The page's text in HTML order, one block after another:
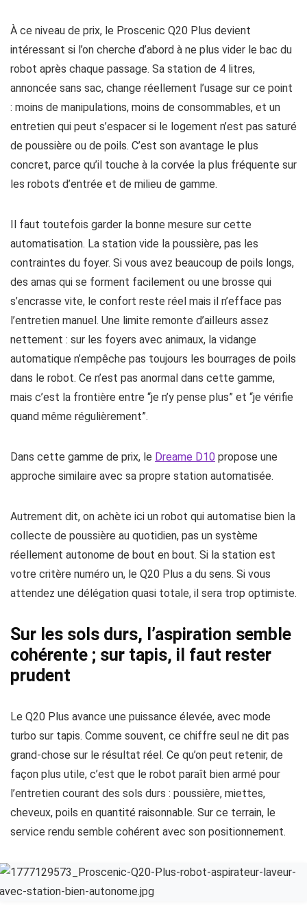
À ce niveau de prix, le Proscenic Q20 Plus devient
intéressant si l’on cherche d’abord à ne plus vider le bac du
robot après chaque passage. Sa station de 4 litres,
annoncée sans sac, change réellement l’usage sur ce point
: moins de manipulations, moins de consommables, et un
entretien qui peut s’espacer si le logement n’est pas saturé
de poussière ou de poils. C’est son avantage le plus
concret, parce qu’il touche à la corvée la plus fréquente sur
les robots d’entrée et de milieu de gamme.
Il faut toutefois garder la bonne mesure sur cette
automatisation. La station vide la poussière, pas les
contraintes du foyer. Si vous avez beaucoup de poils longs,
des amas qui se forment facilement ou une brosse qui
s’encrasse vite, le confort reste réel mais il n’efface pas
l’entretien manuel. Une limite remonte d’ailleurs assez
nettement : sur les foyers avec animaux, la vidange
automatique n’empêche pas toujours les bourrages de poils
dans le robot. Ce n’est pas anormal dans cette gamme,
mais c’est la frontière entre “je n’y pense plus” et “je vérifie
quand même régulièrement”.
Dans cette gamme de prix, le Dreame D10 propose une
approche similaire avec sa propre station automatisée.
Autrement dit, on achète ici un robot qui automatise bien la
collecte de poussière au quotidien, pas un système
réellement autonome de bout en bout. Si la station est
votre critère numéro un, le Q20 Plus a du sens. Si vous
attendez une délégation quasi totale, il sera trop optimiste.
Sur les sols durs, l’aspiration semble
cohérente ; sur tapis, il faut rester
prudent
Le Q20 Plus avance une puissance élevée, avec mode
turbo sur tapis. Comme souvent, ce chiffre seul ne dit pas
grand-chose sur le résultat réel. Ce qu’on peut retenir, de
façon plus utile, c’est que le robot paraît bien armé pour
l’entretien courant des sols durs : poussière, miettes,
cheveux, poils en quantité raisonnable. Sur ce terrain, le
service rendu semble cohérent avec son positionnement.